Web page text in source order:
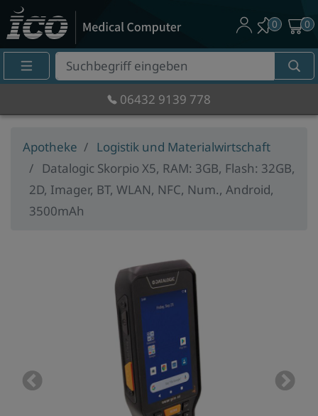
Suche
Eingabefeld
0 0
06432 9139 778
Apotheke
Logistik und Materialwirtschaft
Datalogic Skorpio X5, RAM: 3GB, Flash: 32GB,
2D, Imager, BT, WLAN, NFC, Num., Android,
3500mAh
Previous Next